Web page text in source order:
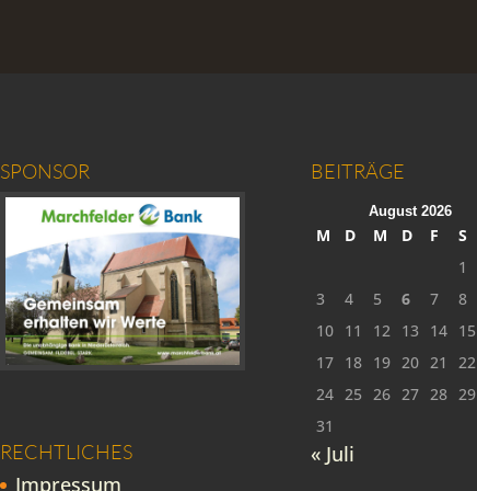
SPONSOR
RECHTLICHES
Impressum
BEITRÄGE
August 2026
M D M D F S
1
3
4 5 6 7 8
10
11 12 13 14 15
17
18 19 20 21 22
24 25 26 27 28 29
31
« Juli